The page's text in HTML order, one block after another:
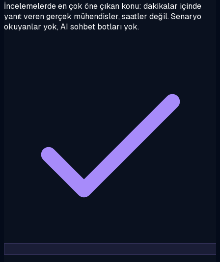
İncelemelerde en çok öne çıkan konu: dakikalar içinde
yanıt veren gerçek mühendisler, saatler değil. Senaryo
okuyanlar yok, AI sohbet botları yok.